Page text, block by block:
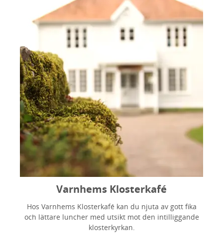
Varnhems Klosterkafé
Hos Varnhems Klosterkafé kan du njuta av gott fika
och lättare luncher med utsikt mot den intilliggande
klosterkyrkan.